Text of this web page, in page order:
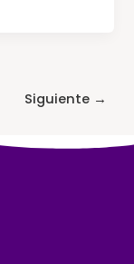
Siguiente →